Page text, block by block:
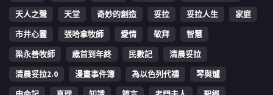
天人之聲
天堂 奇妙的創造 妥拉 妥拉人生
家庭
市井心靈
張哈拿牧師 愛情 敬拜
智慧
梁永善牧師
歳首到年終 民數記
清晨妥拉
清晨妥拉2.0
漫畫事件簿 為以色列代禱
琴與爐